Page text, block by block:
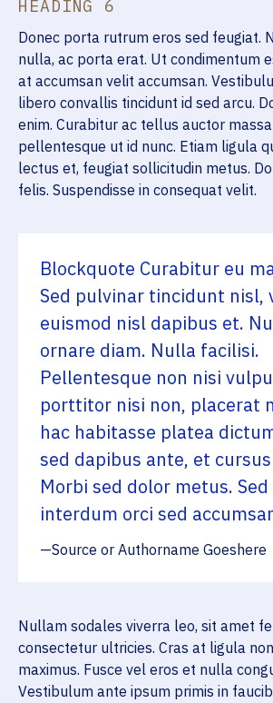
HEADING 6
Donec porta rutrum eros sed feugiat.
nulla, ac porta erat. Ut condimentum
at accumsan velit accumsan.
libero convallis tincidunt id sed arcu.
enim. Curabitur ac tellus auctor
pellentesque ut id nunc. Etiam ligula
lectus et, feugiat sollicitudin metus.
felis. Suspendisse in consequat velit.
Blockquote Curabitur eu
Sed pulvinar tincidunt nisl,
euismod nisl dapibus et.
ornare diam. Nulla facilisi.
Pellentesque non nisi
porttitor nisi non, placerat
hac habitasse platea
sed dapibus ante, et
Morbi sed dolor metus.
interdum orci sed
Source or Authorname Goeshere
Nullam sodales viverra leo, sit amet
consectetur ultricies. Cras at ligula
maximus. Fusce vel eros et nulla
Vestibulum ante ipsum primis in